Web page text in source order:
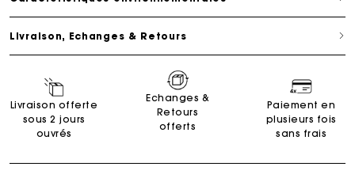
Livraison, Echanges & Retours
Livraison offerte
sous 2 jours
ouvrés
Echanges &
Retours
offerts
Paiement en
plusieurs fois
sans frais